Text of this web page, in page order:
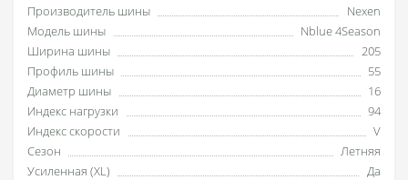
Производитель шины
Nexen
Модель шины
Nblue 4Season
Ширина шины
205
Профиль шины
55
Диаметр шины
16
Индекс нагрузки
94
Индекс скорости
V
Сезон
Летняя
Усиленная (XL)
Да